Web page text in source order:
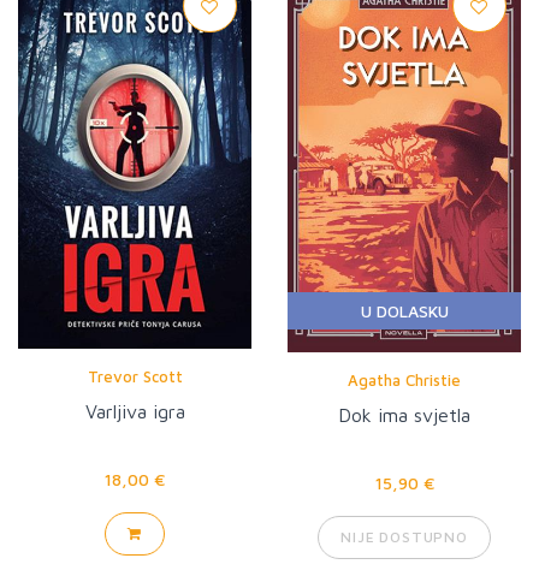
Trevor Scott
Varljiva igra
18,00 €
U DOLASKU
Agatha Christie
Dok ima svjetla
15,90 €
NIJE DOSTUPNO